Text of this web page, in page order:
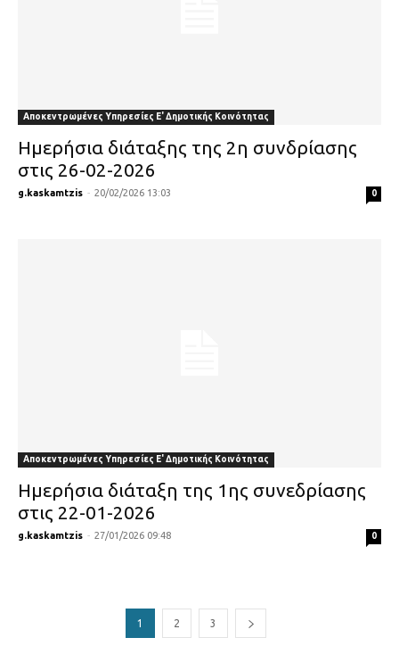
Αποκεντρωμένες Υπηρεσίες Ε' Δημοτικής Κοινότητας
Ημερήσια διάταξης της 2η συνδρίασης
στις 26-02-2026
g.kaskamtzis - 20/02/2026 13:03 0
Αποκεντρωμένες Υπηρεσίες Ε' Δημοτικής Κοινότητας
Ημερήσια διάταξη της 1ης συνεδρίασης
στις 22-01-2026
g.kaskamtzis - 27/01/2026 09:48 0
1 2 3